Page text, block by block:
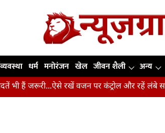
धर्म मनोरंजन खेल जीवन शैली अन्य
रखें वजन पर कंट्रोल और रहें लंबे समय तक स्वस्थ